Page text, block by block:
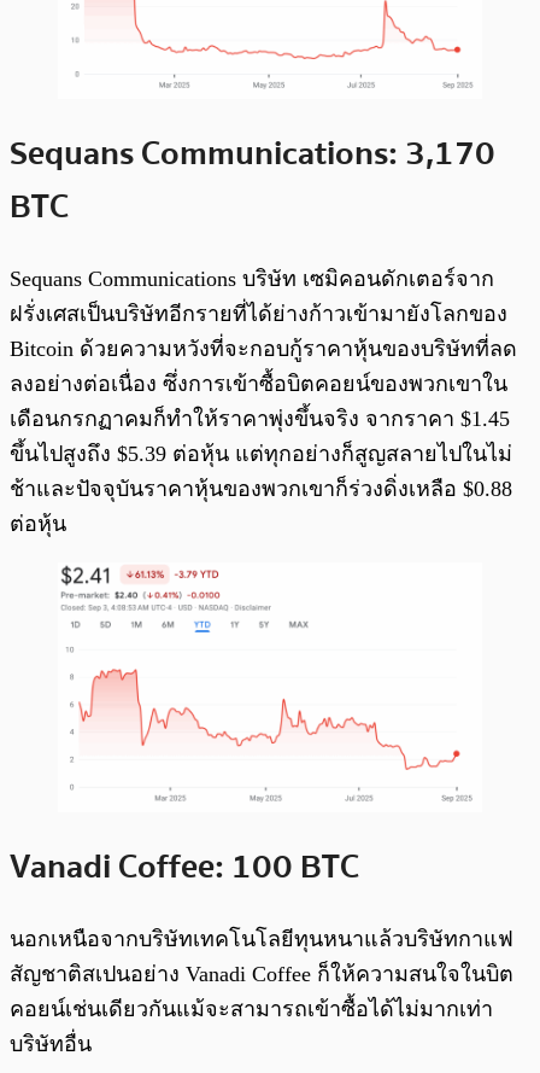
Sequans Communications: 3,170
BTC
Sequans Communications บริษัท เซมิคอนดักเตอร์จาก
ฝรั่งเศสเป็นบริษัทอีกรายที่ได้ย่างก้าวเข้ามายังโลกของ
Bitcoin ด้วยความหวังที่จะกอบกู้ราคาหุ้นของบริษัทที่ลด
ลงอย่างต่อเนื่อง ซึ่งการเข้าซื้อบิตคอยน์ของพวกเขาใน
เดือนกรกฏาคมก็ทำให้ราคาพุ่งขึ้นจริง จากราคา $1.45
ขึ้นไปสูงถึง $5.39 ต่อหุ้น แต่ทุกอย่างก็สูญสลายไปในไม่
ช้าและปัจจุบันราคาหุ้นของพวกเขาก็ร่วงดิ่งเหลือ $0.88
ต่อหุ้น
Vanadi Coffee: 100 BTC
นอกเหนือจากบริษัทเทคโนโลยีทุนหนาแล้วบริษัทกาแฟ
สัญชาติสเปนอย่าง Vanadi Coffee ก็ให้ความสนใจในบิต
คอยน์เช่นเดียวกันแม้จะสามารถเข้าซื้อได้ไม่มากเท่า
บริษัทอื่น